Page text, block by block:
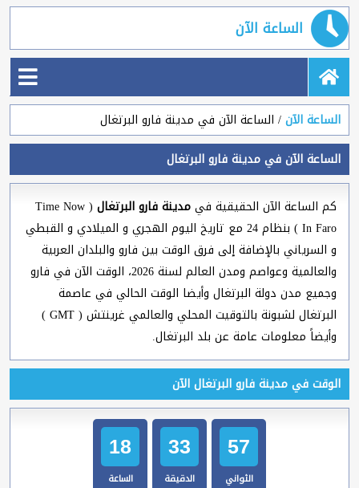
الساعة الآن
الساعة الآن الساعة الآن في مدينة فارو البرتغال
الساعة الآن في مدينة فارو البرتغال
كم الساعة الآن الحقيقية فيمدينة فارو البرتغال ( Time Now
In Faro ) بنظام 24 مع تاريخ اليوم الهجري و الميلادي و القبطي
و السرياني بالإضافة إلى فرق الوقت بين فارو والبلدان العربية
والعالمية وعواصم ومدن العالم لسنة 2026، الوقت الآن في فارو
وجميع مدن دولة البرتغال وأيضا الوقت الحالي في عاصمة
البرتغال لشبونة بالتوقيت المحلي والعالمي غرينتش ( GMT )
وأيضاً معلومات عامة عن بلد البرتغال.
الوقت في مدينة فارو البرتغال الآن
18
الساعة
33
الدقيقة
58
الثواني